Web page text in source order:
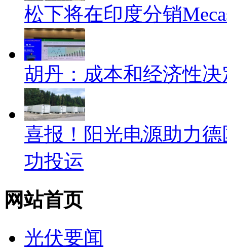
松下将在印度分销
胡丹：成本和经济性
喜报！阳光电源助力
功投运
网站首页
光伏要闻